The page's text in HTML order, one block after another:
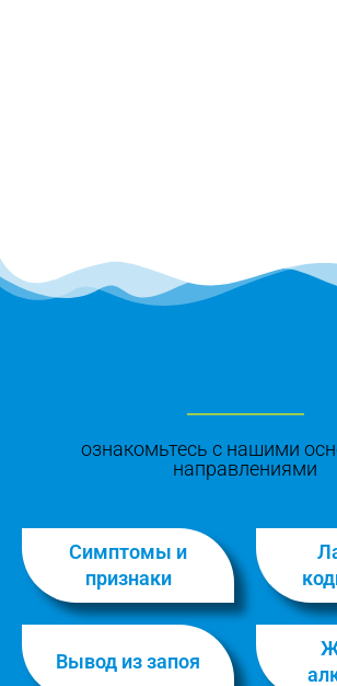
ознакомьтесь с нашими
направлениями
Симптомы и
признаки
Вывод из запоя